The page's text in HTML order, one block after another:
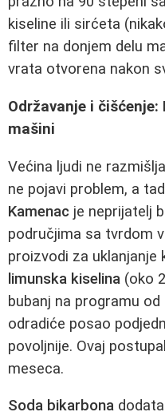
kiseline ili sirćeta
filter na donjem delu
vrata otvorena nakon
Održavanje i
mašini
Većina ljudi ne
ne pojavi problem, a
Kamenac je neprijatelj
područjima sa tvrdom
proizvodi za uklanjanje
limunska kiselina (oko
bubanj na programu
odradiće posao
povoljnije. Ovaj
meseca.
Soda bikarbona